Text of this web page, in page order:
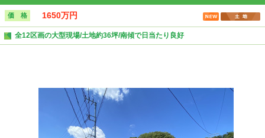
お気に入り
価 格 1650万円
全12区画の大型現場/土地約36坪/南傾で日当たり良好